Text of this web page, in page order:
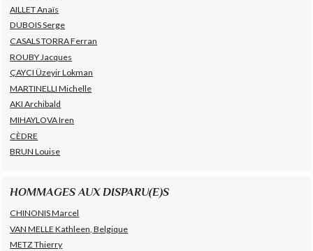
AILLET Anaïs
DUBOIS Serge
CASALS TORRA Ferran
ROUBY Jacques
ÇAYCI Üzeyir Lokman
MARTINELLI Michelle
AKI Archibald
MIHAYLOVA Iren
CÈDRE
BRUN Louise
HOMMAGES AUX DISPARU(E)S
CHINONIS Marcel
VAN MELLE Kathleen, Belgique
METZ Thierry